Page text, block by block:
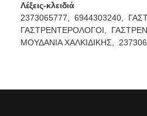
Λέξεις-κλειδιά
2373065777, 6944303240,
ΓΑΣΤΡΕΝΤΕΡΟΛΟΓΟΙ,
ΜΟΥΔΑΝΙΑ ΧΑΛΚΙΔΙΚΗΣ,